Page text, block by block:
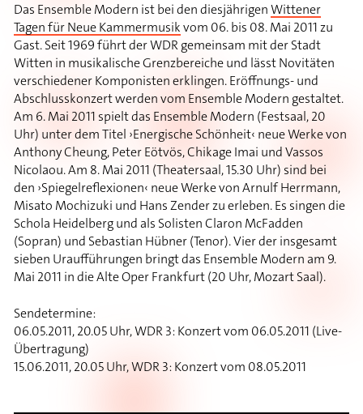
Das Ensemble Modern ist bei den diesjährigenWittener
Tagen für Neue Kammermusikvom 06. bis 08. Mai 2011 zu
Gast. Seit 1969 führt der WDR gemeinsam mit der Stadt
Witten in musikalische Grenzbereiche und lässt Novitäten
verschiedener Komponisten erklingen. Eröffnungs- und
Abschlusskonzert werden vom Ensemble Modern gestaltet.
Am 6. Mai 2011 spielt das Ensemble Modern (Festsaal, 20
Uhr) unter dem Titel ›Energische Schönheit‹ neue Werke von
Anthony Cheung, Peter Eötvös, Chikage Imai und Vassos
Nicolaou. Am 8. Mai 2011 (Theatersaal, 15.30 Uhr) sind bei
den ›Spiegelreflexionen‹ neue Werke von Arnulf Herrmann,
Misato Mochizuki und Hans Zender zu erleben. Es singen die
Schola Heidelberg und als Solisten Claron McFadden
(Sopran) und Sebastian Hübner (Tenor). Vier der insgesamt
sieben Uraufführungen bringt das Ensemble Modern am 9.
Mai 2011 in die Alte Oper Frankfurt (20 Uhr, Mozart Saal).
Sendetermine:
06.05.2011, 20.05 Uhr, WDR 3: Konzert vom 06.05.2011 (Live-
Übertragung)
15.06.2011, 20.05 Uhr, WDR 3: Konzert vom 08.05.2011